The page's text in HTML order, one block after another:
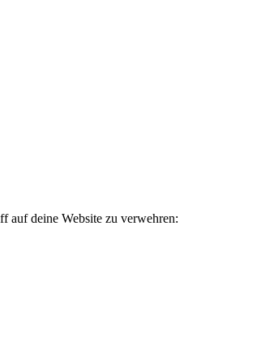
auf deine Website zu verwehren: